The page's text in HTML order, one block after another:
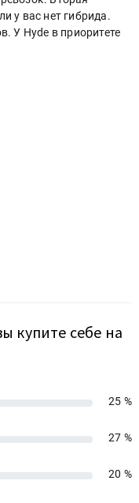
у вас нет гибрида.
У Hyde в приоритете
купите себе на
25 %
27 %
20 %